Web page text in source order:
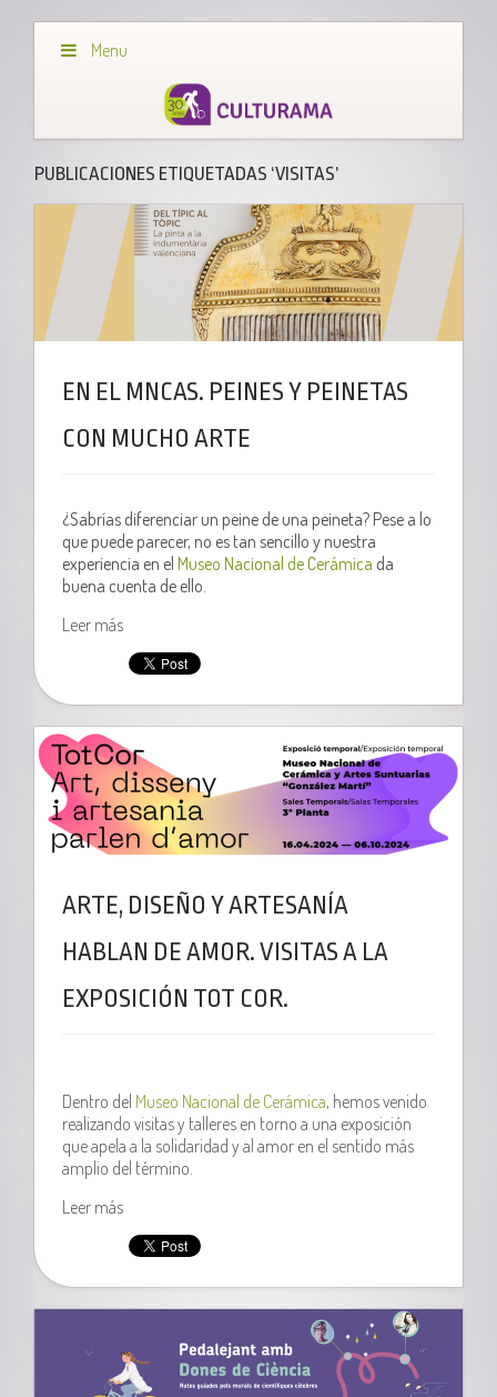
Menu
PUBLICACIONES ETIQUETADAS ‘VISITAS’
EN EL MNCAS. PEINES Y PEINETAS
CON MUCHO ARTE
¿Sabrías diferenciar un peine de una peineta? Pese a lo
que puede parecer, no es tan sencillo y nuestra
experiencia en elMuseo Nacional de Cerámica da
buena cuenta de ello.
Leer más
ARTE, DISEÑO Y ARTESANÍA
HABLAN DE AMOR. VISITAS A LA
EXPOSICIÓN TOT COR.
Dentro del Museo Nacional de Cerámica, hemos venido
realizando visitas y talleres en torno a una exposición
que apela a la solidaridad y al amor en el sentido más
amplio del término.
Leer más